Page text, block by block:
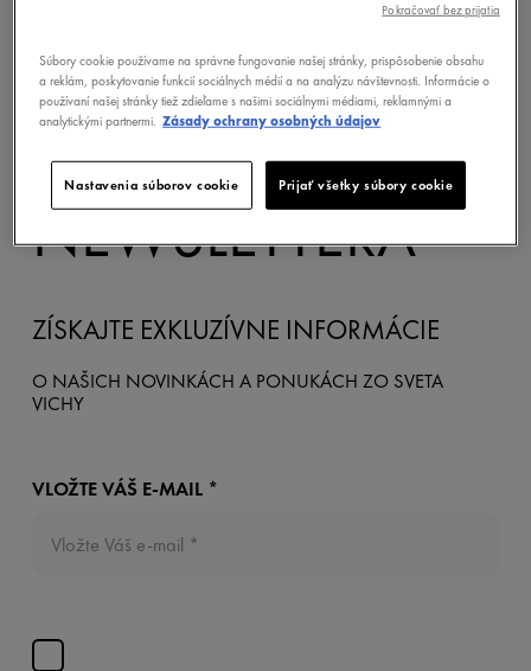
PRIHLÁSTE SA K
ODBERU NÁŠHO
NEWSLETTERA
ZÍSKAJTE EXKLUZÍVNE INFORMÁCIE
O NAŠICH NOVINKÁCH A PONUKÁCH ZO SVETA
VICHY
VLOŽTE VÁŠ E-MAIL *
Súbory cookie používame na správne fungovanie našej stránky, prispôsobenie obsahu
a reklám, poskytovanie funkcií sociálnych médií a na analýzu návštevnosti. Informácie o
používaní našej stránky tiež zdieľame s našimi sociálnymi médiami, reklamnými a
analytickými partnermi. Zásady ochrany osobných údajov
Nastavenia súborov cookie Prijať všetky súbory cookie
Pokračovať bez prijatia